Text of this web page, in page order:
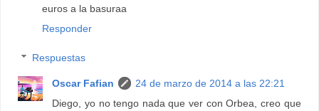
euros a la basuraa
Responder
Respuestas
Oscar Fafian
24 de marzo de 2014 a las 22:21
Diego, yo no tengo nada que ver con Orbea, creo que